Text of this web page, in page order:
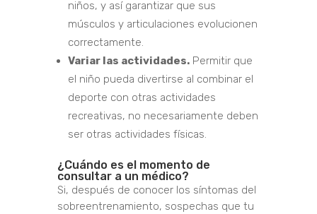
niños, y así garantizar que sus
músculos y articulaciones evolucionen
correctamente.
Variar las actividades.Permitir que
el niño pueda divertirse al combinar el
deporte con otras actividades
recreativas, no necesariamente deben
ser otras actividades físicas.
¿Cuándo es el momento de
consultar a un médico?
Si, después de conocer los síntomas del
sobreentrenamiento, sospechas que tu